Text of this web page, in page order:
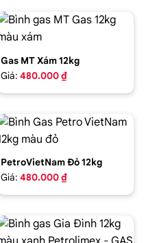
Gas MT Xám 12kg
Giá: 480.000 ₫
PetroVietNam Đỏ 12kg
Giá: 480.000 ₫